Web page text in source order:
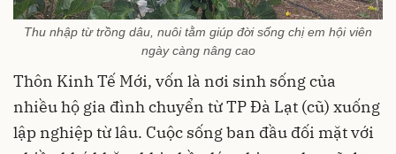
Thu nhập từ trồng dâu, nuôi tằm giúp đời sống chị em hội viên
ngày càng nâng cao
Thôn Kinh Tế Mới, vốn là nơi sinh sống của
nhiều hộ gia đình chuyển từ TP Đà Lạt (cũ) xuống
lập nghiệp từ lâu. Cuộc sống ban đầu đối mặt với